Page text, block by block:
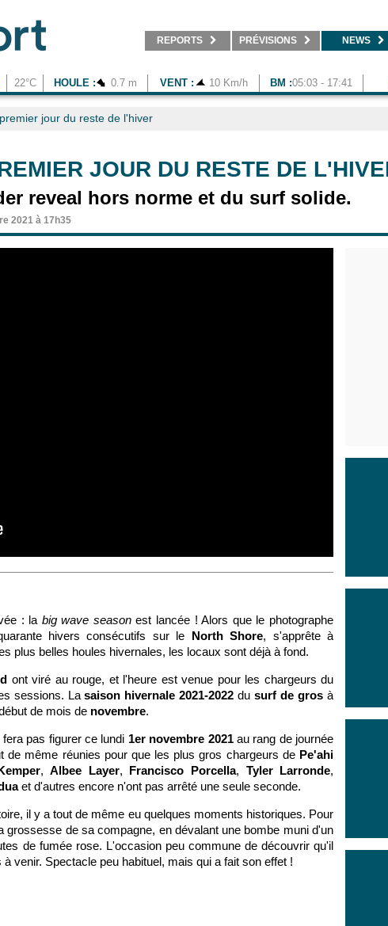
REPORTS PRÉVISIONS NEWS
22°C HOULE : 0.7 m VENT : 10 Km/h BM :05:03 - 17:41
jour du reste de l'hiver
JOUR DU RESTE DE
reveal hors norme et du surf solide.
2021 à 17h35
: la big wave seasonest lancée ! Alors que le photographe
hivers consécutifs sur le North Shore, s'apprête à
plus belles houles hivernales, les locaux sont déjà à fond.
ont viré au rouge, et l'heure est venue pour les chargeurs du
sessions. Lasaison hivernale 2021-2022 dusurf de gros à
de mois de novembre.
pas figurer ce lundi 1er novembre 2021au rang de journée
de même réunies pour que les plus gros chargeurs de Pe'ahi
,Albee Layer, Francisco Porcella, Tyler Larronde,
et d'autres encore n'ont pas arrêté une seule seconde.
il y a tout de même eu quelques moments historiques. Pour
grossesse de sa compagne, en dévalant une bombe muni d'un
de fumée rose. L'occasion peu commune de découvrir qu'il
venir. Spectacle peu habituel, mais qui a fait son effet !